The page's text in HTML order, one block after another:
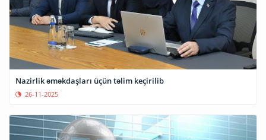
Nazirlik əməkdaşları üçün təlim keçirilib
26-11-2025